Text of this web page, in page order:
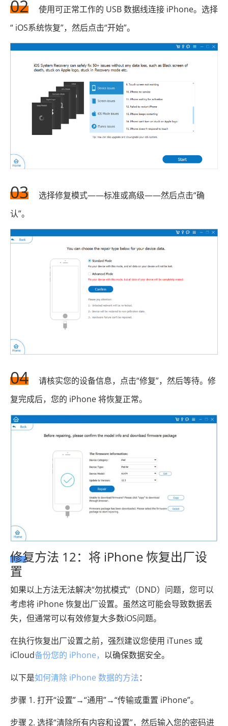
02
使用可正常工作的 USB 数据线连接 iPhone。选择
“ iOS系统恢复”，然后点击“开始”。
03
选择修复模式——标准或高级——然后点击“确
认”。
04
请核实您的设备信息，点击“修复”，然后等待。修
复完成后，您的 iPhone 将恢复正常。
修复方法 12：将 iPhone 恢复出厂设
置
如果以上方法无法解决“勿扰模式”（DND）问题，您可以
考虑将 iPhone 恢复出厂设置。虽然这可能会导致数据丢
失，但通常可以有效修复大多数iOS问题。
在执行恢复出厂设置之前，强烈建议您使用 iTunes 或
iCloud备份您的 iPhone， 以确保数据安全。
以下是如何清除 iPhone 数据的方法：
步骤 1. 打开“设置”→“通用”→“传输或重置 iPhone”。
步骤 2. 选择“清除所有内容和设置”，然后输入您的密码进